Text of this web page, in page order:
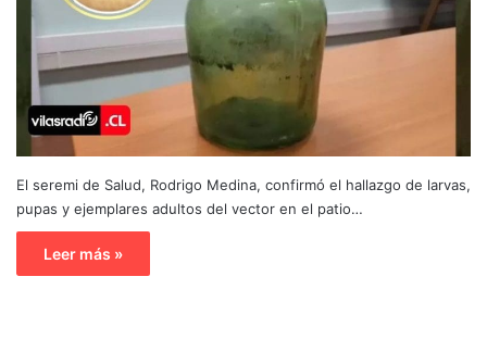
El seremi de Salud, Rodrigo Medina, confirmó el hallazgo de larvas,
pupas y ejemplares adultos del vector en el patio…
Leer más »